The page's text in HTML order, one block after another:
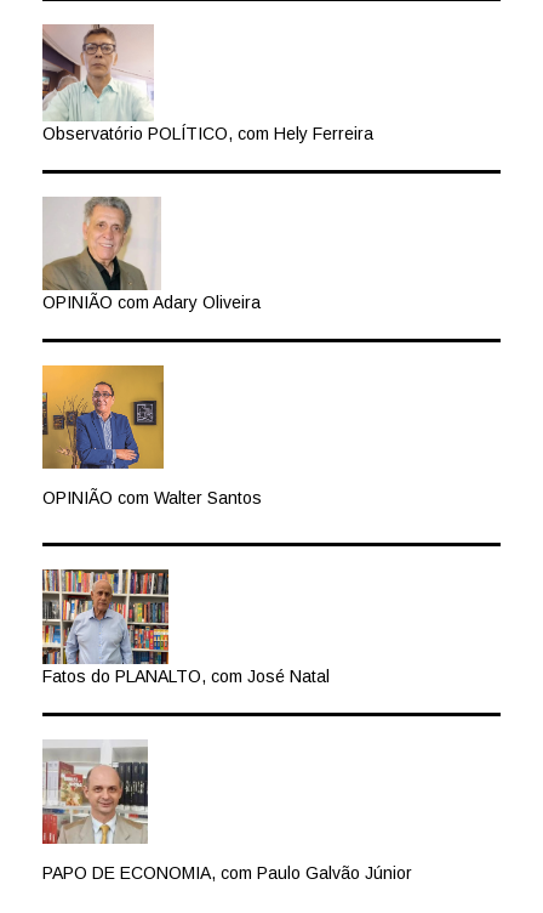
Observatório POLÍTICO, com Hely Ferreira
OPINIÃO com Adary Oliveira
OPINIÃO com Walter Santos
Fatos do PLANALTO, com José Natal
PAPO DE ECONOMIA, com Paulo Galvão Júnior